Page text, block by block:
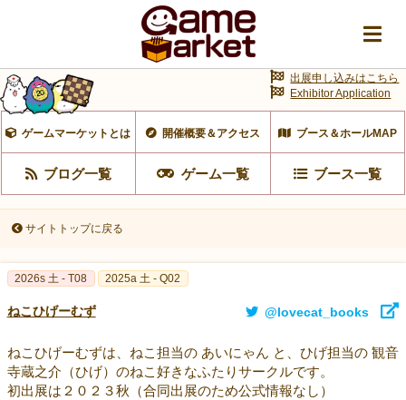
ゲームマーケットとは 開催概要＆アクセス ブース＆ホールMAP
ブログ一覧 ゲーム一覧 ブース一覧
出展申し込みはこちら
Exhibitor Application
サイトトップに戻る
2026s 土 - T08 2025a 土 - Q02
ねこひげーむず @lovecat_books
ねこひげーむずは、ねこ担当の あいにゃん と、ひげ担当の 観音
寺蔵之介（ひげ）のねこ好きなふたりサークルです。
初出展は２０２３秋（合同出展のため公式情報なし）